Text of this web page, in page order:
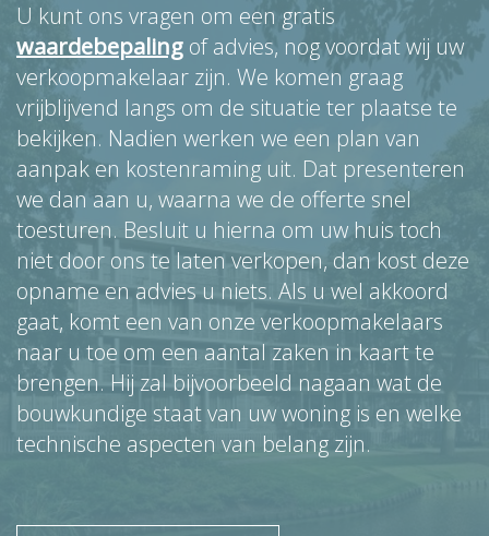
U kunt ons vragen om een gratis
waardebepaling of advies, nog voordat wij uw
verkoopmakelaar zijn. We komen graag
vrijblijvend langs om de situatie ter plaatse te
bekijken. Nadien werken we een plan van
aanpak en kostenraming uit. Dat presenteren
we dan aan u, waarna we de offerte snel
toesturen. Besluit u hierna om uw huis toch
niet door ons te laten verkopen, dan kost deze
opname en advies u niets. Als u wel akkoord
gaat, komt een van onze verkoopmakelaars
naar u toe om een aantal zaken in kaart te
brengen. Hij zal bijvoorbeeld nagaan wat de
bouwkundige staat van uw woning is en welke
technische aspecten van belang zijn.